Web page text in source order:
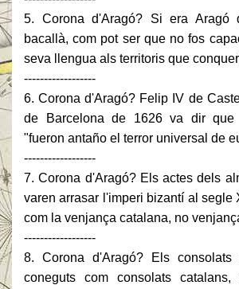
5. Corona d'Aragó? Si era Aragó
bacallà, com pot ser que no fos
seva llengua als territoris que
------------------
6. Corona d'Aragó? Felip IV de
de Barcelona de 1626 va dir que
"fueron antaño el terror universal de
------------------
7. Corona d'Aragó? Els actes dels
varen arrasar l'imperi bizantí al segle
com la venjança catalana, no
------------------
8. Corona d'Aragó? Els
coneguts com consolats catalans,